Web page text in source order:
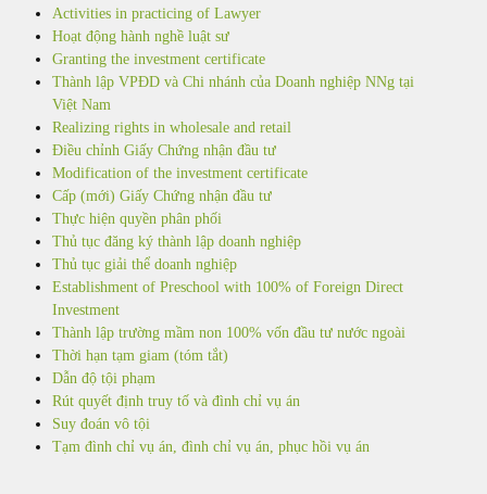
Activities in practicing of Lawyer
Hoạt động hành nghề luật sư
Granting the investment certificate
Thành lập VPĐD và Chi nhánh của Doanh nghiệp NNg tại
Việt Nam
Realizing rights in wholesale and retail
Điều chỉnh Giấy Chứng nhận đầu tư
Modification of the investment certificate
Cấp (mới) Giấy Chứng nhận đầu tư
Thực hiện quyền phân phối
Thủ tục đăng ký thành lập doanh nghiệp
Thủ tục giải thể doanh nghiệp
Establishment of Preschool with 100% of Foreign Direct
Investment
Thành lập trường mầm non 100% vốn đầu tư nước ngoài
Thời hạn tạm giam (tóm tắt)
Dẫn độ tội phạm
Rút quyết định truy tố và đình chỉ vụ án
Suy đoán vô tội
Tạm đình chỉ vụ án, đình chỉ vụ án, phục hồi vụ án